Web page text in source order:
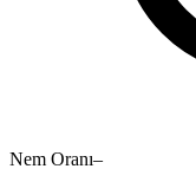
Nem Oranı–